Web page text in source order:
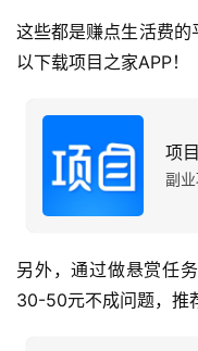
这些都是赚点生活费
以下载项目之家APP！
项
副
另外，通过做悬赏任
30-50元不成问题，推